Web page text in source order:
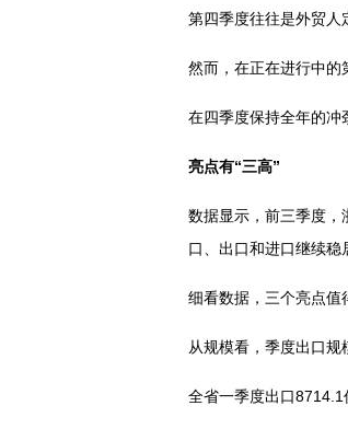
第四季度往往是外贸
然而，在正在进行中的
在四季度保持全年的冲
亮点有“三高”
数据显示，前三季度，
口、出口和进口继续稳
细看数据，三个亮点值
从规模看，季度出口规
全省一季度出口8714.1